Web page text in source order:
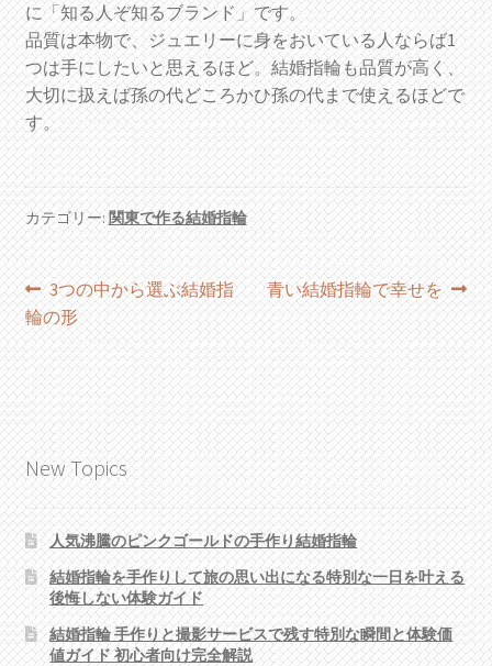
に「知る人ぞ知るブランド」です。
品質は本物で、ジュエリーに身をおいている人ならば1
つは手にしたいと思えるほど。結婚指輪も品質が高く、
大切に扱えば孫の代どころかひ孫の代まで使えるほどで
す。
カテゴリー:関東で作る結婚指輪
投
稿
ナ
ビ
ゲ
ー
シ
ョ
ン
過
去
の
投
稿:
3つの中から選ぶ結婚指
輪の形
次
の
投
稿:
青い結婚指輪で幸せを
New Topics
人気沸騰のピンクゴールドの手作り結婚指輪
結婚指輪を手作りして旅の思い出になる特別な一日を叶える
後悔しない体験ガイド
結婚指輪 手作りと撮影サービスで残す特別な瞬間と体験価
値ガイド 初心者向け完全解説